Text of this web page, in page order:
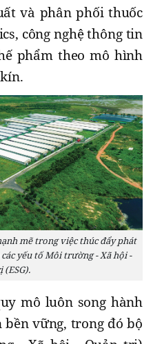
và phân phối thuốc
công nghệ thông tin
phẩm theo mô hình
mẽ trong việc thúc đẩy phát
yếu tố Môi trường - Xã hội -
(ESG).
mô luôn song hành
vững, trong đó bộ